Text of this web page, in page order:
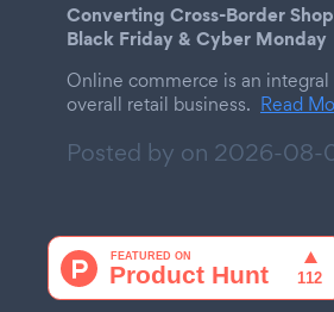
Converting Cross-Border
Black Friday & Cyber Monday
Online commerce is an
overall retail business. Read
Posted by on 2026-08-